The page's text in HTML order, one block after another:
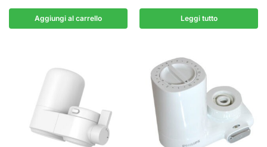
Aggiungi al carrello Leggi tutto